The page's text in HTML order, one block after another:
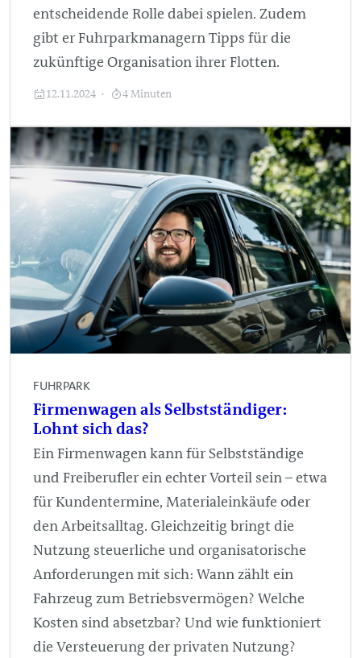
entscheidende Rolle dabei spielen. Zudem
gibt er Fuhrparkmanagern Tipps für die
zukünftige Organisation ihrer Flotten.
12.11.2024 4 Minuten
FUHRPARK
Firmenwagen als Selbstständiger:
Lohnt sich das?
Ein Firmenwagen kann für Selbstständige
und Freiberufler ein echter Vorteil sein – etwa
für Kundentermine, Materialeinkäufe oder
den Arbeitsalltag. Gleichzeitig bringt die
Nutzung steuerliche und organisatorische
Anforderungen mit sich: Wann zählt ein
Fahrzeug zum Betriebsvermögen? Welche
Kosten sind absetzbar? Und wie funktioniert
die Versteuerung der privaten Nutzung?